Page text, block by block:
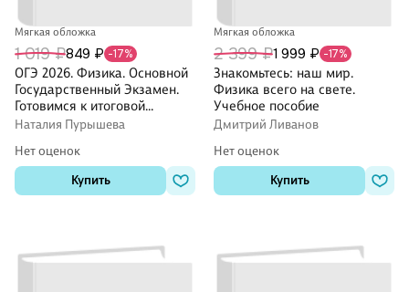
Мягкая обложка
1 019 ₽849 ₽ -17%
ОГЭ 2026. Физика. Основной
Государственный Экзамен.
Готовимся к итоговой
аттестации
Наталия Пурышева
Нет оценок
Купить
Мягкая обложка
2 399 ₽1 999 ₽ -17%
Знакомьтесь: наш мир.
Физика всего на свете.
Учебное пособие
Дмитрий Ливанов
Нет оценок
Купить